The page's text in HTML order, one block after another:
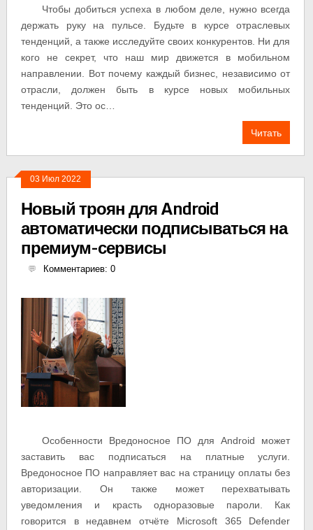
Чтобы добиться успеха в любом деле, нужно всегда
держать руку на пульсе. Будьте в курсе отраслевых
тенденций, а также исследуйте своих конкурентов. Ни для
кого не секрет, что наш мир движется в мобильном
направлении. Вот почему каждый бизнес, независимо от
отрасли, должен быть в курсе новых мобильных
тенденций. Это ос…
Читать
03 Июл 2022
Новый троян для Android
автоматически подписываться на
премиум-сервисы
Комментариев: 0
Особенности Вредоносное ПО для Android может
заставить вас подписаться на платные услуги.
Вредоносное ПО направляет вас на страницу оплаты без
авторизации. Он также может перехватывать
уведомления и красть одноразовые пароли. Как
говорится в недавнем отчёте Microsoft 365 Defender